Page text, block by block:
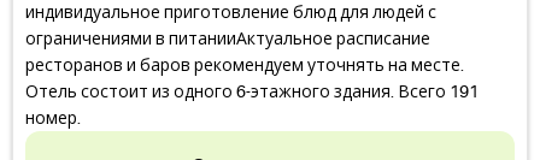
индивидуальное приготовление блюд для людей с
ограничениями в питанииАктуальное расписание
ресторанов и баров рекомендуем уточнять на месте.
Отель состоит из одного 6-этажного здания. Всего 191
номер.